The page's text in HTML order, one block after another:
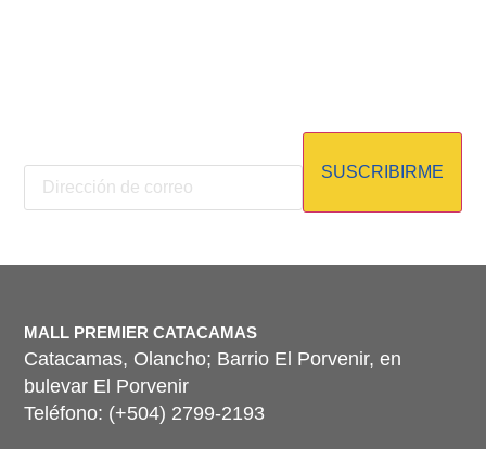
correo
correo
SUSCRIBIRME
MALL PREMIER CATACAMAS
Catacamas, Olancho; Barrio El Porvenir, en
bulevar El Porvenir
Teléfono: (+504) 2799-2193